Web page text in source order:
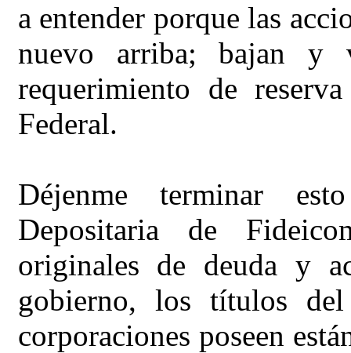
a entender porque las
nuevo arriba; bajan y
requerimiento de
Federal.
Déjenme terminar
Depositaria de
originales de deuda y
gobierno, los títulos
corporaciones poseen